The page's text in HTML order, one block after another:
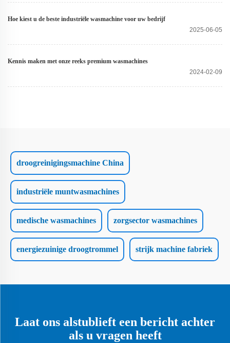
Hoe kiest u de beste industriële wasmachine voor uw bedrijf
2025-06-05
Kennis maken met onze reeks premium wasmachines
2024-02-09
droogreinigingsmachine China
industriële muntwasmachines
medische wasmachines zorgsector wasmachines
energiezuinige droogtrommel strijk machine fabriek
Laat ons alstublieft een bericht achter
als u vragen heeft